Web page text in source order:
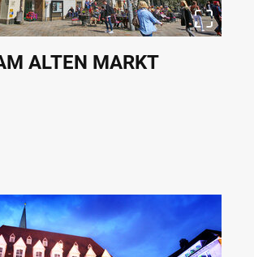
ALTEN MARKT